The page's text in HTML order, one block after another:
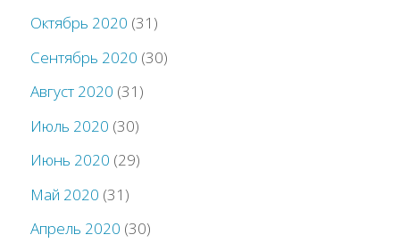
Октябрь 2020 (31)
Сентябрь 2020 (30)
Август 2020 (31)
Июль 2020 (30)
Июнь 2020 (29)
Май 2020 (31)
Апрель 2020 (30)